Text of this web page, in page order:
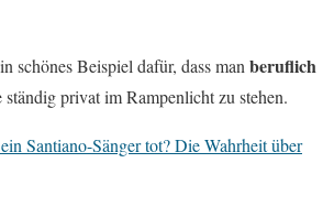
schönes Beispiel dafür, dass man beruflich
ständig privat im Rampenlicht zu stehen.
Santiano-Sänger tot? Die Wahrheit über